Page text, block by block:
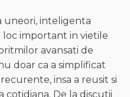
uneori, inteligenta
loc important in vietile
avansati de
doar ca a simplificat
insa a reusit si
cotidiana. De la discutii